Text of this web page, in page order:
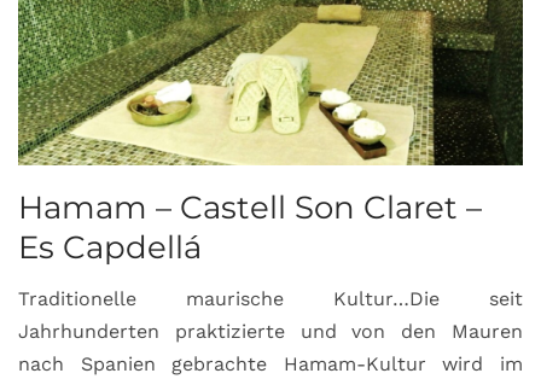
Hamam – Castell Son Claret –
Es Capdellá
Traditionelle maurische Kultur…Die seit
Jahrhunderten praktizierte und von den Mauren
nach Spanien gebrachte Hamam-Kultur wird im